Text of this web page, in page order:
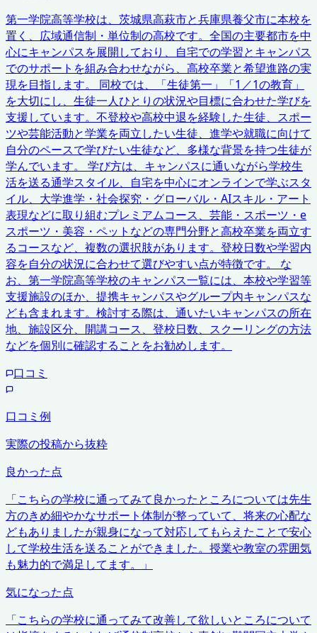
第一学院高等学校は、茨城県高萩市と兵庫県養父市に本校を
置く、広域通信制・単位制の高校です。全国の主要都市を中
心にキャンパスを展開しており、自宅での学習とキャンパス
でのサポートを組み合わせながら、高校卒業と希望進路の実
現を目指します。 同校では、「生徒第一」「1／1の教育」
を大切にし、生徒一人ひとりの状況や目標に合わせた学びを
支援しています。不登校や高校中退を経験した生徒、スポー
ツや芸能活動と学業を両立したい生徒、進学や就職に向けて
自分のペースで学びたい生徒など、多様な背景を持つ生徒が
学んでいます。 学び方は、キャンパスに通いながら学校生
活を送る通学スタイル、自宅を中心にオンラインで学ぶスタ
イル、大学進学・社会探究・グローバル・AIスキル・アート
表現などに取り組むプレミアムコース、芸能・スポーツ・e
スポーツ・美容・ペットなどの専門分野と高校卒業を両立す
るコースなど、複数の選択肢があります。登校日数や学習内
容を自分の状況に合わせて選びやすい点が特徴です。 な
お、第一学院高等学校のキャンパス一覧には、本校や学習等
支援施設のほか、提携キャンパスやグループ内キャンパスな
ども含まれます。検討する際は、通いたいキャンパスの所在
地、施設区分、開講コース、登校日数、スクーリングの方法
などを個別に確認することをお勧めします。
口コミ
口コミ例
実際の投稿から抜粋
良かった点
「こちらの学校に通ってみて良かったところについては先生
方のきめ細やかなサポート体制が整っていて、将来の心配な
どもありましたが親身になって対応してもらえたことで安心
して学校生活を送ることができました。授業や教室の雰囲気
も魅力的で満足してます。
」
気になった点
「こちらの学校に通ってみて改善して欲しいところについて